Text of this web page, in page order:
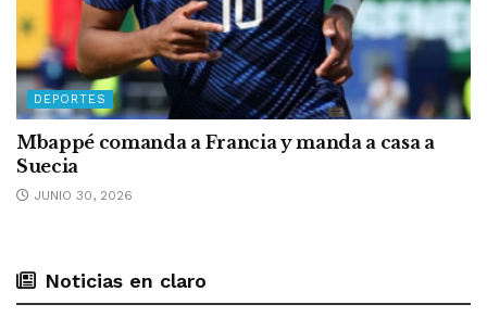
DEPORTES
Mbappé comanda a Francia y manda a casa a
Suecia
JUNIO 30, 2026
Noticias en claro